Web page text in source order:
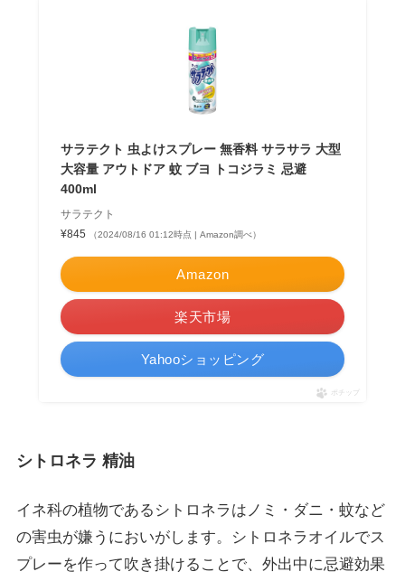
サラテクト 虫よけスプレー 無香料 サラサラ 大型
大容量 アウトドア 蚊 ブヨ トコジラミ 忌避
400ml
サラテクト
¥845
（2024/08/16 01:12時点 | Amazon調べ）
Amazon
楽天市場
Yahooショッピング
ポチップ
シトロネラ 精油
イネ科の植物であるシトロネラは ノミ・ダニ・蚊など
の害虫が嫌うにおいがします。シトロネラオイルでス
プレーを作って吹き掛けることで、外出中に忌避効果